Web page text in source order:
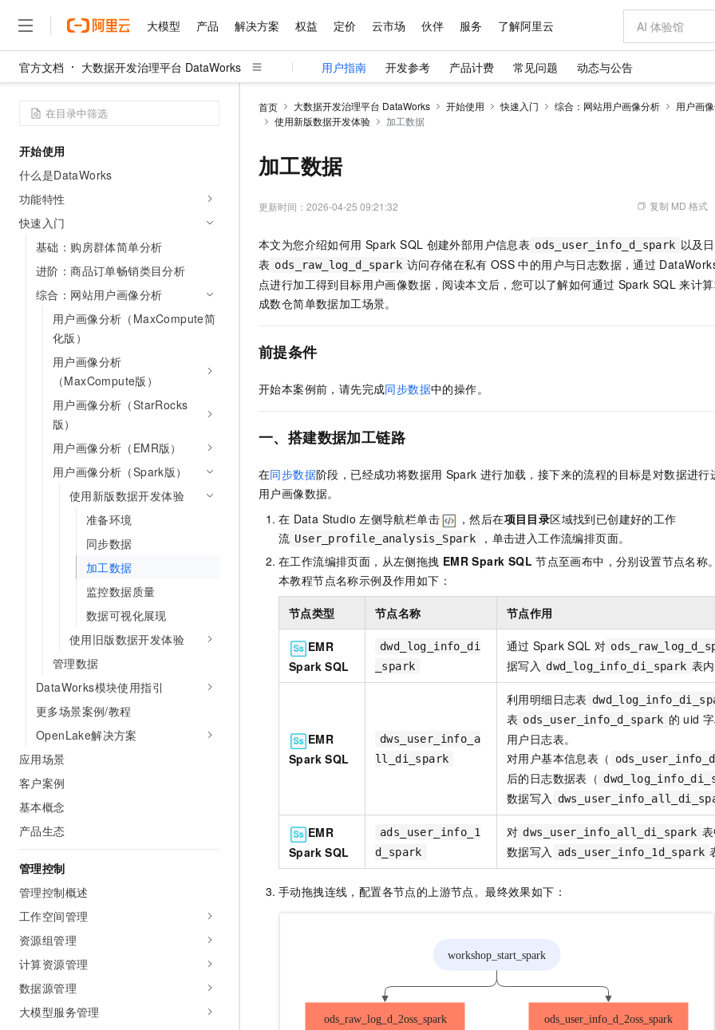
大模型 产品 解决方案 权益 定价 云市场 伙伴 服务 了解阿里云
官方文档 大数据开发治理平台 DataWorks 用户指南 开发参考 产品计费 常见问题 动态与公告
开始使用
什么是DataWorks
功能特性
快速入门
基础：购房群体简单分析
进阶：商品订单畅销类目分析
综合：网站用户画像分析
用户画像分析（MaxCompute简
化版）
用户画像分析
（MaxCompute版）
用户画像分析（StarRocks
版）
用户画像分析（EMR版）
用户画像分析（Spark版）
使用新版数据开发体验
准备环境
同步数据
加工数据
监控数据质量
数据可视化展现
使用旧版数据开发体验
管理数据
DataWorks模块使用指引
更多场景案例/教程
OpenLake解决方案
应用场景
客户案例
基本概念
产品生态
管理控制
管理控制概述
工作空间管理
资源组管理
计算资源管理
数据源管理
大模型服务管理
首页 大数据开发治理平台 DataWorks 开始使用 快速入门 综合：网站用户画像分析
用户画
使用新版数据开发体验
加工数据
加工数据
更新时间： 2026-04-25 09:21:32 复制 MD 格式
本文为您介绍如何用 Spark SQL 创建外部用户信息表 ods_user_info_d_spark 以及
表 ods_raw_log_d_spark 访问存储在私有 OSS 中的用户与日志数据，通过
点进行加工得到目标用户画像数据，阅读本文后，您可以了解如何通过 Spark SQL 来计
成数仓简单数据加工场景。
前提条件
开始本案例前，请先完成同步数据中的操作。
一、搭建数据加工链路
在同步数据阶段，已经成功将数据用 Spark 进行加载，接下来的流程的目标是对数据进
用户画像数据。
在 Data Studio 左侧导航栏单击 ，然后在项目目录区域找到已创建好的工作
流 User_profile_analysis_Spark
，单击进入工作流编排页面。
在工作流编排页面，从左侧拖拽 EMR Spark SQL 节点至画布中，分别设置节点名称。
本教程节点名称示例及作用如下：
节点类型 节点名称 节点作用
EMR
Spark SQL
dwd_log_info_di
_spark
通过 Spark SQL 对
据写入 dwd_log_info_di_spark 表内
EMR
Spark SQL
dws_user_info_a
ll_di_spark
利用明细日志表
表 ods_user_info_d_spark 的 uid
用户日志表。
对用户基本信息表（
后的日志数据表（
数据写入
EMR
Spark SQL
ads_user_info_1
d_spark
对 dws_user_info_all_di_spark
数据写入
ads_user_info_1d_spark
手动拖拽连线，配置各节点的上游节点。最终效果如下：
大模型
千问AI平台 大模型
大模型
文本生成
Qwen3.8-Max HOT
智能体时代全能旗舰模型
Qwen3.7-Plus
能看、能想、能动手的多模态智能体模型
Qwen3-VL-Plus
Kimi-K3 NEW
Kimi 最新旗舰模型，长程编程与推理利器
图片和
让文字生成流
大模型服务
个人版上线、团队版降价；千问3.8-Max首发发尝鲜
在线体验全尺寸、多种模态的模型效果
Happy 系列大模型
新一代 AI 视频生成模型，深度适配广告营销等场景
丰富多元化的应用模版和解决方案
大模型服务平台百炼-智能体
灵活可视化地构建企业级 Agent
人工智能平台 PAI
面向真实软件
秒悟
大模型解决方案
快速部署 Dify，高效搭建 AI 应用
在企业官网、通讯软件中为客户提供 AI 客服
10分钟微调：让0.6B模型媲美235B模型
即刻拥有 DeepSeek-R1 满血版
多模态数据信
超强辅助，
产品
精选产品
计算
容器
网络与CDN
中间件
数据库
大数据计算
媒体服务
企业服务与云通信
域名与网站
终端用户计算
Serverless
开发工具
专有云
精选产品
大模型服务平台百炼 大模型
千问大模型 大模型
随时随地安全接入的云上超级电脑
云解析DNS
覆盖公网/内网、递归/权威、移动APP等全场景解析服务
一站式AI开发、训练和推理服务
Qoder CN
基于千问大模型等，支持代码智能生成、研发智能问答
面向真实软件
云原生数据库
解决方案
精选解决方案
互联网应用开发
大数据
安全
网络
可观测
上云与迁云
企业出海
政企业务
精选解决方案
千问办公，解锁你的工作新方式 NEW
Agency Agents：拥有专属领域专家
可视化编排打通从文字构思到成片全链路闭环
快速拥有专属 OpenClaw
让AI从“聊天伙伴”进化为能干活的“数字员工”
自主进化，持久记忆，越用越聪明
Claude Code + GStack 打造工程团队
安装技能 GStack，拥有专属 AI 工程团队
低代码高效
权益 普惠上云
普惠上云 官方力荐
官方推荐返现计划
高校专属算力普惠，学生认证享300元代金券
免费试用
1亿+ 大模型 tokens 和 30+ 款产品免费体验
产品新客免费试用，最长12个月
大模型ACA认证体验
助力企业全员 AI 认知与能力提升
AI 特惠
Qwen3.8-Max 首发尝鲜，限时加量 10 倍，夜间低至2折
千问办公，限时限量积分加倍 NEW
你的AI工作搭子，覆盖日常办公高频场景
夜间 5 折，Qwen/Meoo/TokenPlan 客户专享
AI 场景体
图文、视频一
AI 建站
0 代码专业建
定价 产品定价
了解云产品的定价详情
云上成本管理
价格计算器
自助选配和估算价格
配置报价
云市场 精选商城
网站建设
多端小程序
Salesforce 国际版订阅
友盟天域
观测云
Tuya 物联网平台阿里云版
蓝凌 OA
畅捷通
Tableau 订阅
行业生态解决方案
开发者生态解决方案
AI 开发和 AI 应用解决方案
数据与 API
OCR 文字识别
发票查验
天气预报查询
400电话
广告营销
基础软件
Docker
JAVA
全能环境
操作系统
定制建站
建站系统
伙伴 成为销售伙伴
分销伙伴
Salesforce On Alibaba Cloud
Consulting Partner 合作计划
AI 大模型销售与服务生态合作计划
成为产品伙伴 产品伙伴
数据库合作
云网络合作计
Salesforce
计划
服务 售前咨询
在线服务
售后服务
自助服务
工单服务
短信专区
企业增值服务
服务实践
创新中心
阿里云认证
官网公告
健康状态
了解阿里云 为什么选择阿里云
什么是云计算
技术领先
稳定可靠
安全合规
分析师报告
研究报告与白皮书
天池大赛
AI 算法大赛
最佳实践
看见新力量
金融模力时刻
客户案例
市场活动
活动全景
魔搭
魔搭